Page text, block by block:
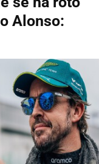
Alonso: